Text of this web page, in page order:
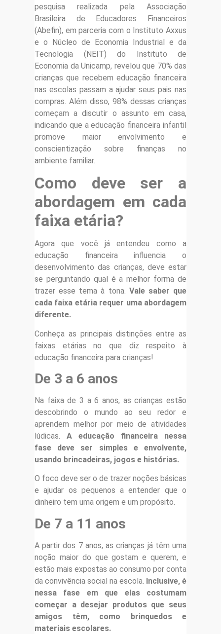
pesquisa realizada pela Associação
Brasileira de Educadores Financeiros
(Abefin), em parceria com o Instituto Axxus
e o Núcleo de Economia Industrial e da
Tecnologia (NEIT) do Instituto de
Economia da Unicamp, revelou que 70% das
crianças que recebem educação financeira
nas escolas passam a ajudar seus pais nas
compras. Além disso, 98% dessas crianças
começam a discutir o assunto em casa,
indicando que a educação financeira infantil
promove maior envolvimento e
conscientização sobre finanças no
ambiente familiar.
Como deve ser a
abordagem em cada
faixa etária?
Agora que você já entendeu como a
educação financeira influencia o
desenvolvimento das crianças, deve estar
se perguntando qual é a melhor forma de
trazer esse tema à tona. Vale saber que
cada faixa etária requer uma abordagem
diferente.
Conheça as principais distinções entre as
faixas etárias no que diz respeito à
educação financeira para crianças!
De 3 a 6 anos
Na faixa de 3 a 6 anos, as crianças estão
descobrindo o mundo ao seu redor e
aprendem melhor por meio de atividades
lúdicas. A educação financeira nessa
fase deve ser simples e envolvente,
usando brincadeiras, jogos e histórias.
O foco deve ser o de trazer noções básicas
e ajudar os pequenos a entender que o
dinheiro tem uma origem e um propósito.
De 7 a 11 anos
A partir dos 7 anos, as crianças já têm uma
noção maior do que gostam e querem, e
estão mais expostas ao consumo por conta
da convivência social na escola. Inclusive, é
nessa fase em que elas costumam
começar a desejar produtos que seus
amigos têm, como brinquedos e
materiais escolares.